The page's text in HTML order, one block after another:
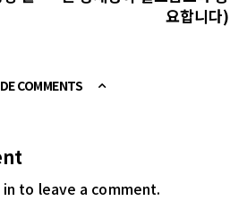
요합니다)
COMMENTS
to leave a comment.